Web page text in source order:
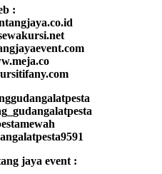
:
jaya event :